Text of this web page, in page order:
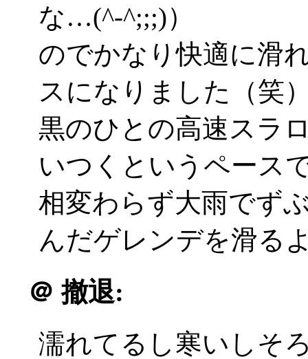
な…(^-^;;;)）
のでかなり快適に滑
スになりました（笑
黒のひとの高速スラ
いつくというペース
相変わらず大雨でず
んだゲレンデを滑る
＠ 撤退:
濡れてるし寒いしそ